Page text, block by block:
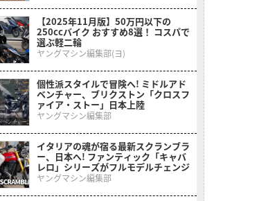
【2025年11月版】50万円以下の
250ccバイク おすすめ8選！ コスパで
選ぶ軽二輪
ヤングマシン編集部(ヨ)
個性派スタイルで冒険へ! ミドルアド
ベンチャー、ブリクストン「クロスフ
ァイア・ストー」日本上陸
ヤングマシン編集部
イタリアの魂が宿る最新スクランブラ
ー、日本へ! ファンティック「キャバ
レロ」シリーズがフルモデルチェンジ
ヤングマシン編集部